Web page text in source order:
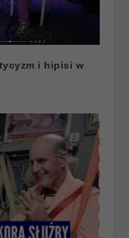
i hipisi w